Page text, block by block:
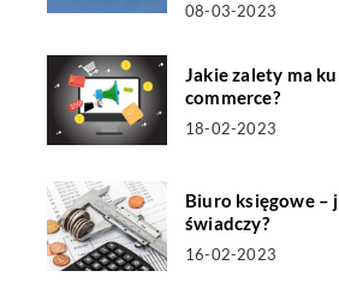
08-03-2023
Jakie zalety ma
commerce?
18-02-2023
Biuro księgowe –
świadczy?
16-02-2023